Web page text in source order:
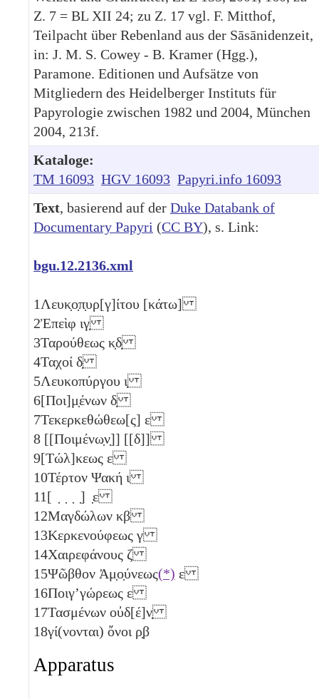
Z. 7 = BL XII 24; zu Z. 17 vgl. F. Mitthof,
Teilpacht über Rebenland aus der Sāsānidenzeit,
in: J. M. S. Cowey - B. Kramer (Hgg.),
Paramone. Editionen und Aufsätze von
Mitgliedern des Heidelberger Instituts für
Papyrologie zwischen 1982 und 2004, München
2004, 213f.
Kataloge:
TM 16093 HGV 16093 Papyri.info 16093
Text, basierend auf der Duke Databank of
Documentary Papyri (CC BY), s. Link:
bgu.12.2136.xml
1Λευκ̣ο̣π̣υρ[γ]ίτου [κάτω]
2Ἐπεὶφ ιγ̣
3Ταρούθεως κ̣δ̣
4Ταχοί δ̣
5Λευκοπύργου ι̣
6[Ποι]μ̣ένων δ̣
7Τεκερκεθώθεω[ς] ε
8 [[Ποιμένω̣ν̣]] [[δ]]
9[Τώλ]κεως ε
10Τέρτον Ψακή ι
11[ ̣ ̣ ̣ ̣] ̣ε
12Μαγδώλων κβ
13Κερκενούφεως γ
14Χαιρεφάνους ζ
15Ψῶβθον Ἀμ̣ο̣ύνεως(*) ε
16Ποιγ’γώρεως ε
17Τασμένων οὐδ[έ]ν̣
18γί(νονται) ὄνοι ρ̣β
Apparatus